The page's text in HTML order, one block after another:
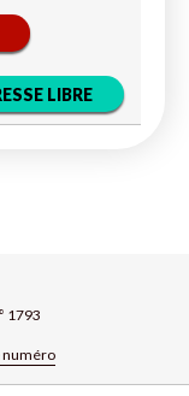
1793
numéro
LIBRE